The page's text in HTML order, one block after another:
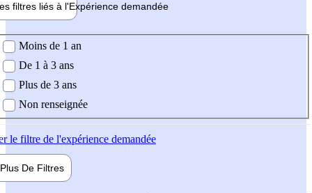
filtres liés à l'Expérience demandée
demandée
Moins de 1 an
De 1 à 3 ans
Plus de 3 ans
Non renseignée
le filtre de l'expérience demandée
Plus De Filtres